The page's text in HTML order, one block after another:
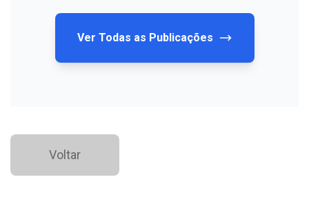
Ver Todas as Publicações
Voltar